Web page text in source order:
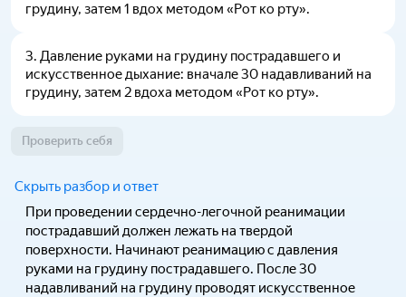
грудину, затем 1 вдох методом «Рот ко рту».
3. Давление руками на грудину пострадавшего и
искусственное дыхание: вначале 30 надавливаний на
грудину, затем 2 вдоха методом «Рот ко рту».
Проверить себя
Скрыть разбор и ответ
При проведении сердечно-легочной реанимации
пострадавший должен лежать на твердой
поверхности. Начинают реанимацию с давления
руками на грудину пострадавшего. После 30
надавливаний на грудину проводят искусственное